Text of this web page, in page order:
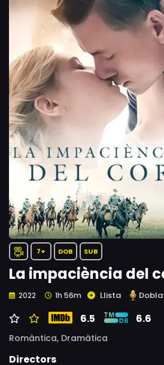
7+ DOB SUB
La impaciència del
2022 1h 56m Llista
6.5 6.6
Romàntica, Dramàtica
Directors